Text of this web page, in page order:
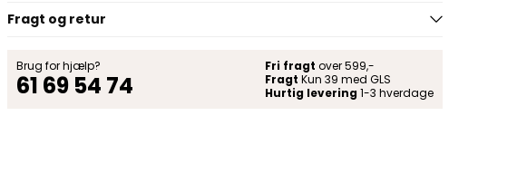
Fragt og retur
Brug for hjælp?
61 69 54 74
Fri fragt over 599,-
Fragt Kun 39 med GLS
Hurtig levering 1-3 hverdage